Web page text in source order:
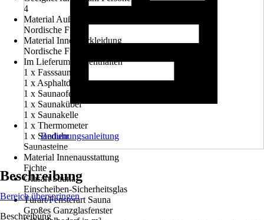
4
Material Außenverkleidung
Nordische Fichte
Material Innenverkleidung
Nordische Fichte
Im Lieferumfang enthalten
1 x Fasssauna
1 x Asphaltdach
1 x Saunaofen
1 x Saunakübel
1 x Saunakelle
1 x Thermometer
1 x Sanduhr
Saunasteine
Material Innenausstattung
Fichte
Glasart Sauna
Einscheiben-Sicherheitsglas
Türart/Fensterart Sauna
Großes Ganzglasfenster
Bedienungsanleitung
Beschreibung
Bereich überspringen
Beschreibung